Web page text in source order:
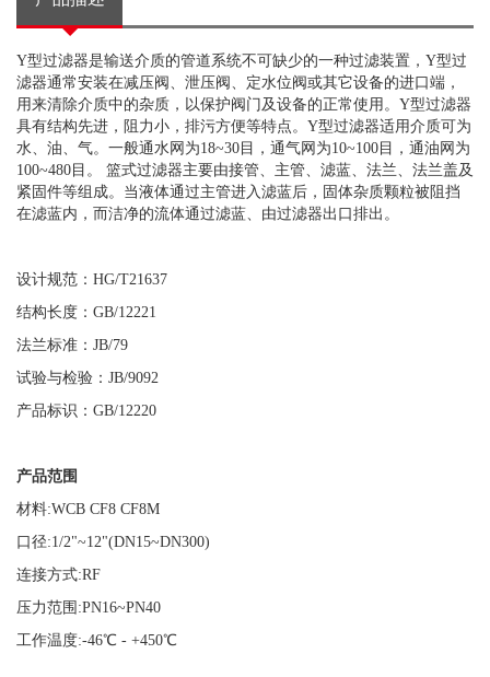
Y型过滤器是输送介质的管道系统不可缺少的一种过滤装置， Y型过
滤器通常安装在减压阀、泄压阀、定水位阀或其它设备的进口端，
用来清除介质中的杂质，以保护阀门及设备的正常使用。 Y型过滤器
具有结构先进，阻力小，排污方便等特点。 Y型过滤器适用介质可为
水、油、气。一般通水网为18~30 目，通气网为10~100 目，通油网为
100~480 目。 篮式过滤器主要由接管、主管、滤蓝、法兰、法兰盖及
紧固件等组成。当液体通过主管进入滤蓝后，固体杂质颗粒被阻挡
在滤蓝内，而洁净的流体通过滤蓝、由过滤器出口排出。
设计规范： HG/T21637
结构长度： GB/12221
法兰标准： JB/79
试验与检验： JB/9092
产品标识： GB/12220
产品范围
材料:WCB CF8 CF8M
口径:1/2"~12"(DN15~DN300)
连接方式:RF
压力范围 :PN16~PN40
工作温度:-46℃ - +450℃